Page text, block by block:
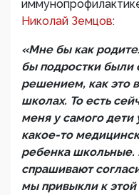
Николай Земцов:
«Мне бы как
бы подростки были
решением, как это
школах. То есть
меня у самого дети
какое-то
ребенка школьные.
спрашивают
мы привыкли к